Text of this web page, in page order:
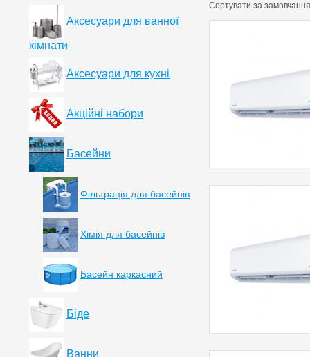
Сортувати за
Аксесуари для ванної
кімнати
Аксесуари для кухні
Акційні набори
Басейни
Фільтрація для басейнів
Хімія для басейнів
Басейн каркасний
Біде
Ванни